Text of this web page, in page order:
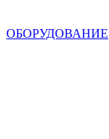
ОБОРУДОВАНИЕ